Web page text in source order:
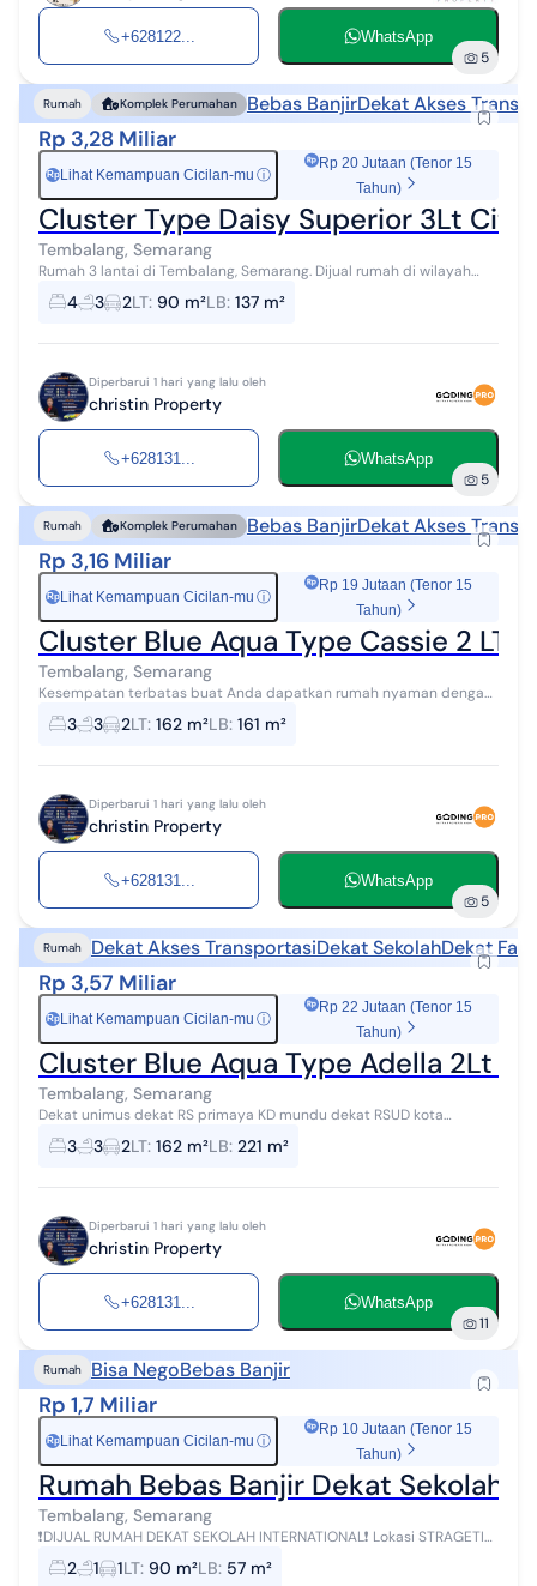
+628122... WhatsApp
5
Rumah Komplek Perumahan Bebas BanjirDekat Akses
Rp 3,28 Miliar
Rp Lihat Kemampuan Cicilan-mu ⓘ
Rp 20 Jutaan (Tenor 15
Tahun)
Cluster Type Daisy Superior 3Lt
Tembalang, Semarang
Rumah 3 lantai di Tembalang, Semarang. Dijual rumah di wilayah
yang asri dengan pemandangan Lokasi Pinggiran Kota. Properti 3
lantai ini berada di...
4 3 2LT: 90 m²LB: 137 m²
Diperbarui 1 hari yang lalu oleh
christin Property
+628131... WhatsApp
5
Rumah Komplek Perumahan Bebas BanjirDekat Akses
Rp 3,16 Miliar
Rp Lihat Kemampuan Cicilan-mu ⓘ
Rp 19 Jutaan (Tenor 15
Tahun)
Cluster Blue Aqua Type Cassie 2 LT
Tembalang, Semarang
Kesempatan terbatas buat Anda dapatkan rumah nyaman dengan
return investasi tinggi di Tembalang, Semarang. Rumah ini
menawarkan kelengkapan fasili...
3 3 2LT: 162 m²LB: 161 m²
Diperbarui 1 hari yang lalu oleh
christin Property
+628131... WhatsApp
5
Rumah Dekat Akses TransportasiDekat SekolahDekat
Rp 3,57 Miliar
Rp Lihat Kemampuan Cicilan-mu ⓘ
Rp 22 Jutaan (Tenor 15
Tahun)
Cluster Blue Aqua Type Adella 2Lt
Tembalang, Semarang
Dekat unimus dekat RS primaya KD mundu dekat RSUD kota
Semarang 15 mnt ke Undip 20 mnt ke tol gayam dekat pusat
perbelanjaan
3 3 2LT: 162 m²LB: 221 m²
Diperbarui 1 hari yang lalu oleh
christin Property
+628131... WhatsApp
11
Rumah Bisa NegoBebas Banjir
Rp 1,7 Miliar
Rp Lihat Kemampuan Cicilan-mu ⓘ
Rp 10 Jutaan (Tenor 15
Tahun)
Rumah Bebas Banjir Dekat Sekolah
Tembalang, Semarang
❗DIJUAL RUMAH DEKAT SEKOLAH INTERNATIONAL❗ Lokasi STRAGETIS
5-10 Menit menuju Sekolah International 10 Menit ke pasar 20 Menit
ke Simpang Lima...
2 1 1LT: 90 m²LB: 57 m²